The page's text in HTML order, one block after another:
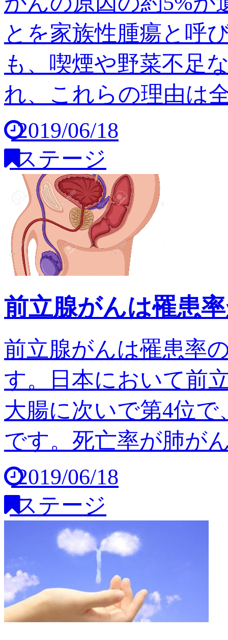
とを家族性腫瘍と呼
も、喫煙や野菜不足
れ、これらの理由は
2019/06/18
ステージ
前立腺がんは罹患
前立腺がんは罹患率
す。日本において前
大腸に次いで第4位で
です。死亡率が肺が
2019/06/18
ステージ